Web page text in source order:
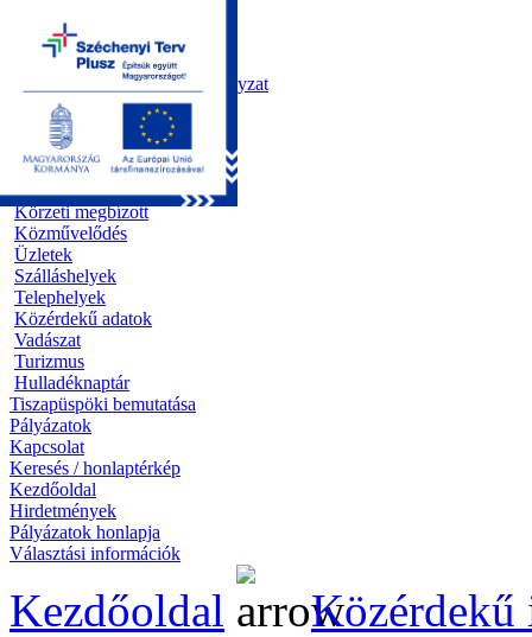
Kezdőoldal
Önkormányzat
Polgármesteri Hivatal
Roma Nemzetiségi Önkormányzat
Elektronikus ügyintézés
Közérdekű információk
Egészségügy
Oktatás
Szociális alapellátás
Körzeti megbízott
Közművelődés
Üzletek
Szálláshelyek
Telephelyek
Közérdekű adatok
Vadászat
Turizmus
Hulladéknaptár
Tiszapüspöki bemutatása
Pályázatok
Kapcsolat
Keresés / honlaptérkép
Kezdőoldal
Hirdetmények
Pályázatok honlapja
Választási információk
Kezdőoldal